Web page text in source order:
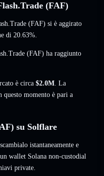
(FAF)
(FAF) si è aggirato
di 20.63%.
(FAF) ha raggiunto
è circa $2.0M. La
momento è pari a
su Solflare
istantaneamente e
wallet Solana non-custodial
private.